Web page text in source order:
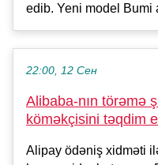
edib. Yeni model Bumi
22:00, 12 Сен
Alibaba-nın törəmə
köməkçisini təqdim
Alipay ödəniş xidməti